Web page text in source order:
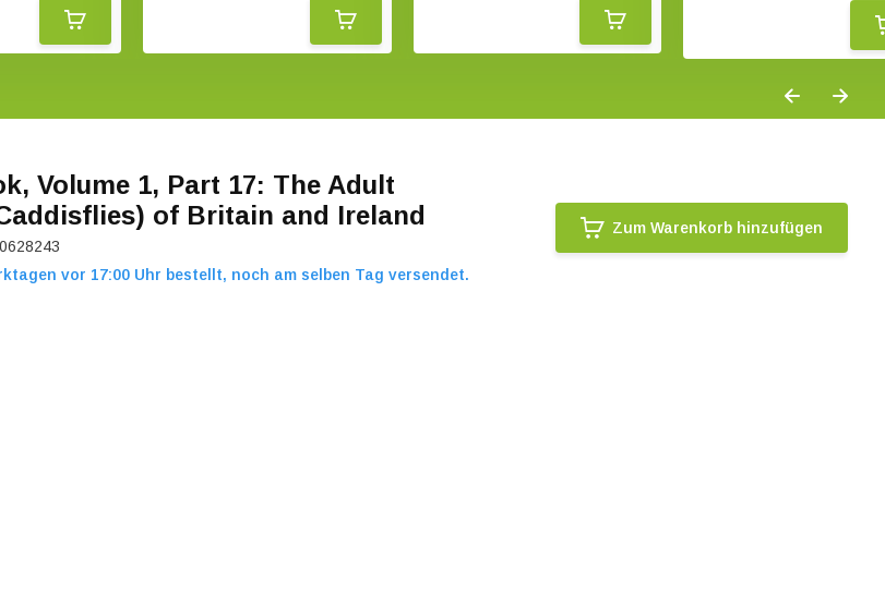
Volume 1, Part 17: The Adult
of Britain and Ireland
vor 17:00 Uhr bestellt, noch am selben Tag versendet.
Zum Warenkorb hinzufügen